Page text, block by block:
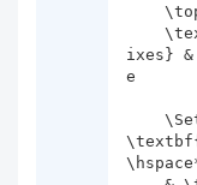
    \toprule
    \textbf{Meaning} & \textbf{Pref
ixes}
e
    \SetCell[r=2]{c} {two \\ 2} &